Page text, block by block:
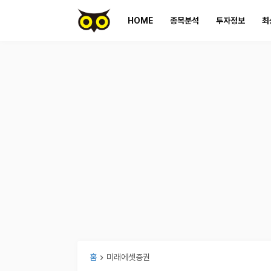
HOME 종목분석 투자정보 최
홈 미래에셋증권